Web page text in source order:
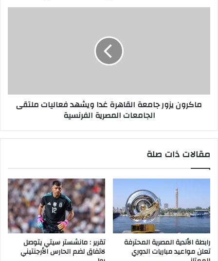
ماكرون يزور جامعة القاهرة غدا ويشهد فعاليات ملتقى
الجامعات المصرية الفرنسية
مقالات ذات صلة
رابطة الأندية المصرية المحترفة
تعلن مواعيد مباريات الدوري
تقرير : مانشستر سيتي يتوصل
لاتفاق لضم الحارس الأرجنتيني